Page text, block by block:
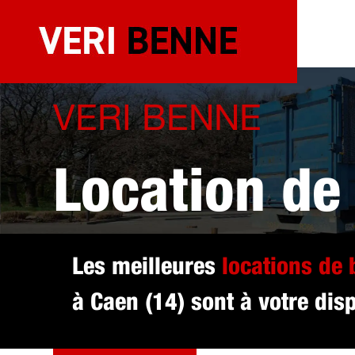
contenu
VERI BENNE
Location de
Les meilleures locations de
à Caen (14) sont à votre